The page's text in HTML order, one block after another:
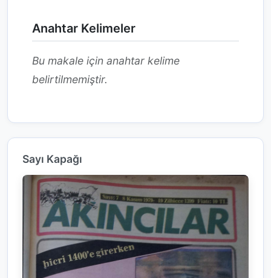
Anahtar Kelimeler
Bu makale için anahtar kelime
belirtilmemiştir.
Sayı Kapağı